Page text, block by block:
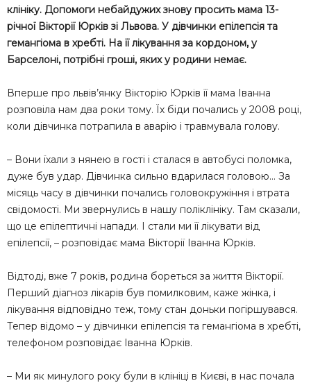
клініку. Допомоги небайдужих знову просить мама 13-
річної Вікторії Юрків зі Львова. У дівчинки епілепсія та
гемангіома в хребті. На її лікування за кордоном, у
Барселоні, потрібні гроші, яких у родини немає.
Вперше про львів’янку Вікторію Юрків її мама Іванна
розповіла нам два роки тому. Їх біди почались у 2008 році,
коли дівчинка потрапила в аварію і травмувала голову.
– Вони їхали з нянею в гості і сталася в автобусі поломка,
дуже був удар. Дівчинка сильно вдарилася головою… За
місяць часу в дівчинки почались головокружіння і втрата
свідомості. Ми звернулись в нашу поліклініку. Там сказали,
що це епілептичні напади. І стали ми її лікувати від
епілепсії, – розповідає мама Вікторії Іванна Юрків.
Відтоді, вже 7 років, родина бореться за життя Вікторії.
Перший діагноз лікарів був помилковим, каже жінка, і
лікування відповідно теж, тому стан доньки погіршувався.
Тепер відомо – у дівчинки епілепсія та гемангіома в хребті,
телефоном розповідає Іванна Юрків.
– Ми як минулого року були в клініці в Києві, в нас почала